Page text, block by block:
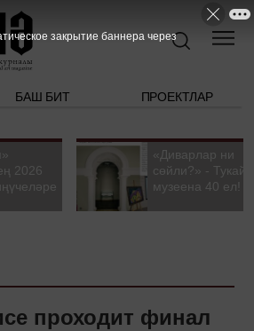
БАШ БИТ ПРОЕКТЛАР
2026
«Диварлар ни
сөйли?» - Тукай
музеена 40 ел!
проходит финал
закрытие баннера через